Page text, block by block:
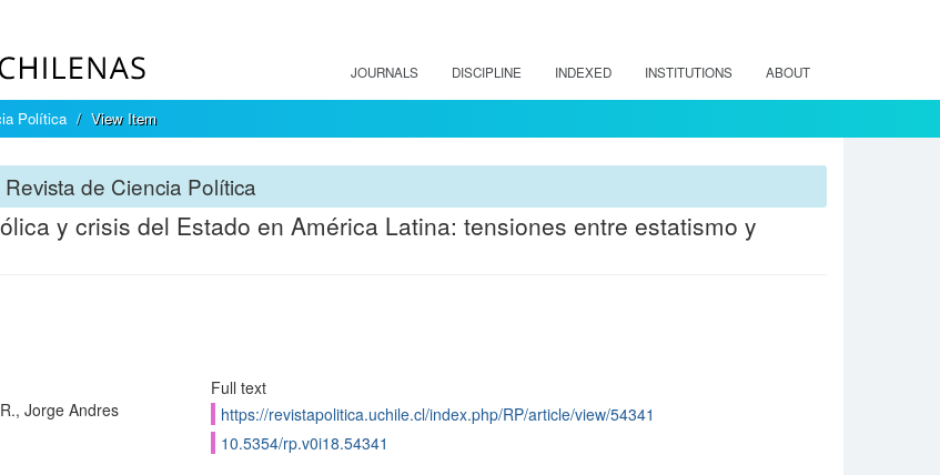
JOURNALS DISCIPLINE INDEXED INSTITUTIONS ABOUT
Política View Item
de Ciencia Política
y crisis del Estado en América Latina: tensiones entre estatismo y
Jorge Andres
Full text
https://revistapolitica.uchile.cl/index.php/RP/article/view/54341
10.5354/rp.v0i18.54341